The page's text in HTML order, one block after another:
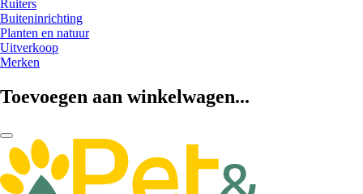
Ruiters
Buiteninrichting
Planten en natuur
Uitverkoop
Merken
Toevoegen aan winkelwagen...